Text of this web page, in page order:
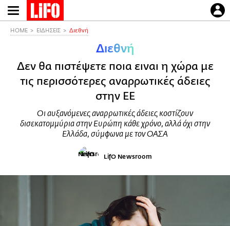
Παράκαμψη
προς
HOME ΕΙΔΗΣΕΙΣ Διεθνή
Διεθνή
Δεν θα πιστέψετε ποια ειναι η χώρα με
τις περισσότερες αναρρωτικές άδειες
στην ΕΕ
Οι αυξανόμενες αναρρωτικές άδειες κοστίζουν
δισεκατομμύρια στην Ευρώπη κάθε χρόνο, αλλά όχι στην
Ελλάδα, σύμφωνα με τον ΟΑΣΑ
LifO Newsroom